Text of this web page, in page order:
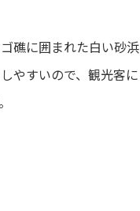
礁に囲まれた白い砂浜
やすいので、観光客に